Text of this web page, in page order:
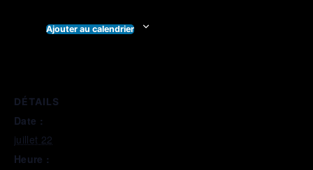
Ajouter au calendrier
DÉTAILS
Date :
juillet 22
Heure :